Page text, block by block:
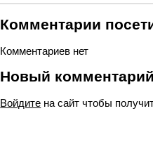
Комментарии
Комментариев нет
Новый
Войдите на сайт чтобы